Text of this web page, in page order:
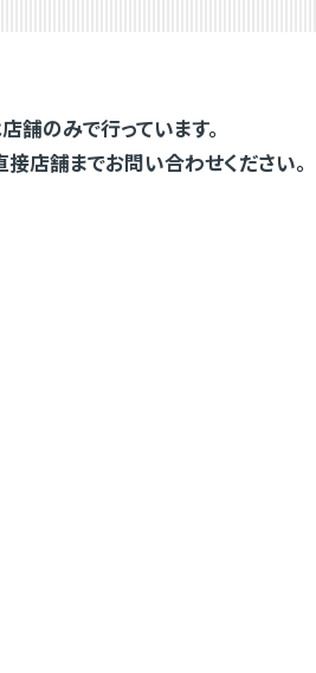
舗のみで行っています。
店舗までお問い合わせください。